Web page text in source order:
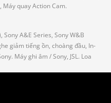
Máy quay Action Cam.
Sony A&E Series, Sony W&B
giảm tiếng ồn, choàng đầu, In-
Máy ghi âm / Sony, JSL. Loa